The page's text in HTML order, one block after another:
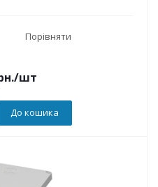
Порівняти
/шт
До кошика